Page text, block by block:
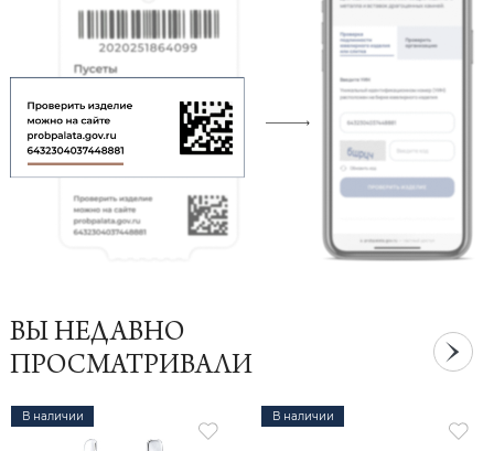
ВЫ НЕДАВНО
ПРОСМАТРИВАЛИ
В наличии В наличии